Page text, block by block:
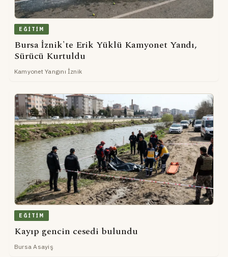
EĞITIM
Bursa İznik'te Erik Yüklü Kamyonet Yandı,
Sürücü Kurtuldu
Kamyonet Yangını İznik
EĞITIM
Kayıp gencin cesedi bulundu
Bursa Asayiş